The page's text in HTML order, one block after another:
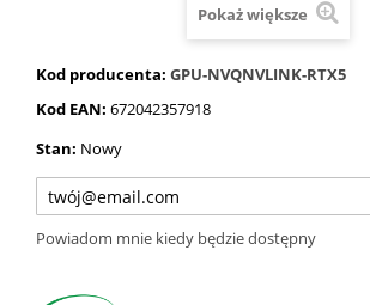
Pokaż większe
Kod producenta: GPU-NVQNVLINK-RTX5
Kod EAN: 672042357918
Stan: Nowy
Powiadom mnie kiedy będzie dostępny